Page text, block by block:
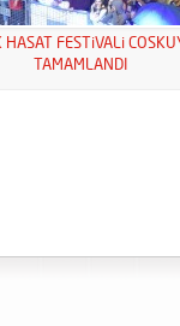
HASAT FESTiVALi
TAMAMLANDI